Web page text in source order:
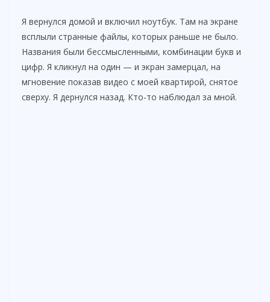
Я вернулся домой и включил ноутбук. Там на экране
всплыли странные файлы, которых раньше не было.
Названия были бессмысленными, комбинации букв и
цифр. Я кликнул на один — и экран замерцал, на
мгновение показав видео с моей квартирой, снятое
сверху. Я дернулся назад. Кто-то наблюдал за мной.